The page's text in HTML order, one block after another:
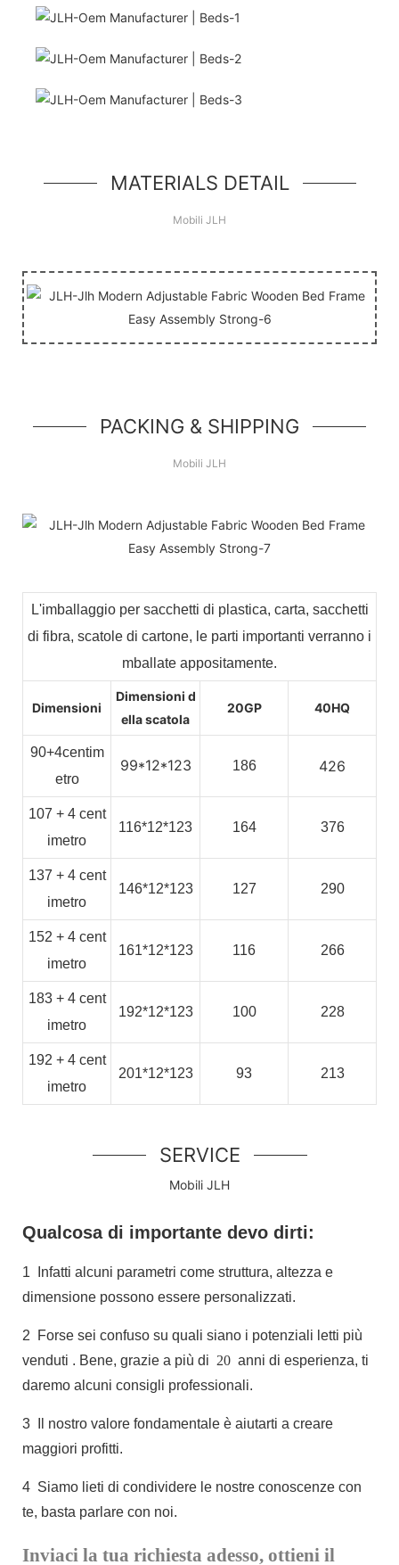
Ciao mondo!
MATERIALS DETAIL
Mobili JLH
PACKING & SHIPPING
Mobili JLH
L'imballaggio per sacchetti di plastica, carta, sacchetti
di fibra, scatole di cartone, le parti importanti verranno i
mballate appositamente.
Dimensioni
Dimensioni d
ella scatola
20GP 40HQ
90+4centim
etro
99*12*123 186 426
107 + 4 cent
imetro
116*12*123 164 376
137 + 4 cent
imetro
146*12*123 127 290
152 + 4 cent
imetro
161*12*123 116 266
183 + 4 cent
imetro
192*12*123 100 228
192 + 4 cent
imetro
201*12*123 93 213
SERVICE
Mobili JLH
Qualcosa di importante devo dirti:
1
Infatti alcuni parametri come struttura, altezza e
dimensione possono essere personalizzati.
2
Forse sei confuso su quali siano i potenziali letti più
venduti . Bene, grazie a più di 20 anni di esperienza, ti
daremo alcuni consigli professionali.
3
Il nostro valore fondamentale è aiutarti a creare
maggiori profitti.
4 Siamo lieti di condividere le nostre conoscenze con
te, basta parlare con noi.
Inviaci la tua richiesta adesso, ottieni il